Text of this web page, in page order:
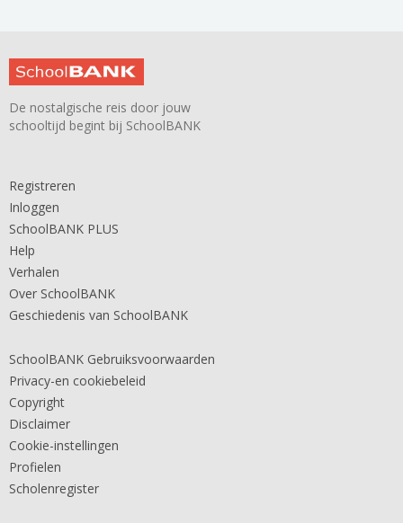
De nostalgische reis door jouw
schooltijd begint bij SchoolBANK
Registreren
Inloggen
SchoolBANK PLUS
Help
Verhalen
Over SchoolBANK
Geschiedenis van SchoolBANK
SchoolBANK Gebruiksvoorwaarden
Privacy-en cookiebeleid
Copyright
Disclaimer
Cookie-instellingen
Profielen
Scholenregister